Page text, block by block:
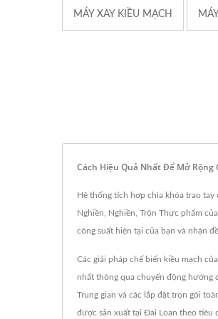
MÁY XAY KIỀU MẠCH
Cách Hiệu Quả Nhất Để Mở Rộng
Hệ thống tích hợp chìa khóa trao
Nghiền, Nghiền, Trộn Thực phẩm
công suất hiện tại của bạn và nhận
Các giải pháp chế biến kiều mạch
nhất thông qua chuyển động hướng
Trung gian và các lắp đặt trọn gói
được sản xuất tại Đài Loan theo tiêu